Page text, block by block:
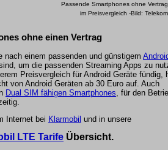
Passende Smartphones ohne Vertrag
im Preisvergleich -Bild: Telekom
ohne einen Vertrag
nach einem passenden und günstigem
um die passenden Streaming Apps zu
Preisvergleich für Android Geräte fündig,
von Android Geräten ab 30 Euro auf. Auch
Dual SIM fähigen Smartphones, für den
Internet bei Klarmobil und in unsere
LTE Tarife Übersicht.